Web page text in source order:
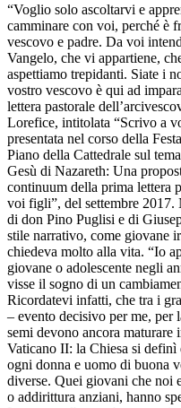
“Voglio solo ascoltarvi e
camminare con voi, perché è
vescovo e padre. Da voi
Vangelo, che vi appartiene,
aspettiamo trepidanti. Siate i
vostro vescovo è qui ad
lettera pastorale
Lorefice, intitolata “Scrivo a
presentata nel corso della
Piano della Cattedrale sul
Gesù di Nazareth: Una
continuum della prima lettera
voi figli”, del settembre 2017.
di don Pino Puglisi e di
stile narrativo, come giovane
chiedeva molto alla vita. “Io
giovane o adolescente negli
visse il sogno di un
Ricordatevi infatti, che tra i
– evento decisivo per me, per
semi devono ancora
Vaticano II: la Chiesa si definì
ogni donna e uomo di buona
diverse. Quei giovani che noi
o addirittura anziani, hanno